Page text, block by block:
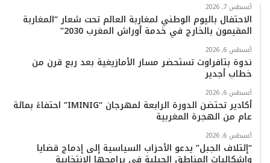
و
ك
ت
ر
ي
و
ب
ت
ق
ر
م
o
k
س
ب
أغسطس 7, 2026
الاحتفال باليوم الوطني لمغاربة العالم تحت شعار “المغاربة
المقيمون بالخارج في خدمة أوراش المغرب 2030”
أغسطس 6, 2026
ندوة بتافراوت تستحضر مسار الأمازيغية بعد ربع قرن من
خطاب أجدير
أغسطس 6, 2026
أكادير تحتضن الدورة الرابعة لمهرجان “IMINIG” احتفاءً بمائة
عام من الهجرة المغربية
أغسطس 6, 2026
“إئتلاف الجبل” يدعو الأحزاب السياسية إلى إدماج قضايا